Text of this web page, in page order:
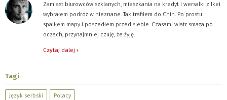
Zamiast biurowców szklanych, mieszkania na kredyt i wersalki z Ikei
wybrałem podróż w nieznane. Tak trafiłem do Chin. Po prostu
spaliłem mapy i poszedłem przed siebie. Czasami wiatr smaga po
oczach, przynajmniej czuję, że żyję.
Czytaj dalej ›
Tagi
Język serbski Polacy